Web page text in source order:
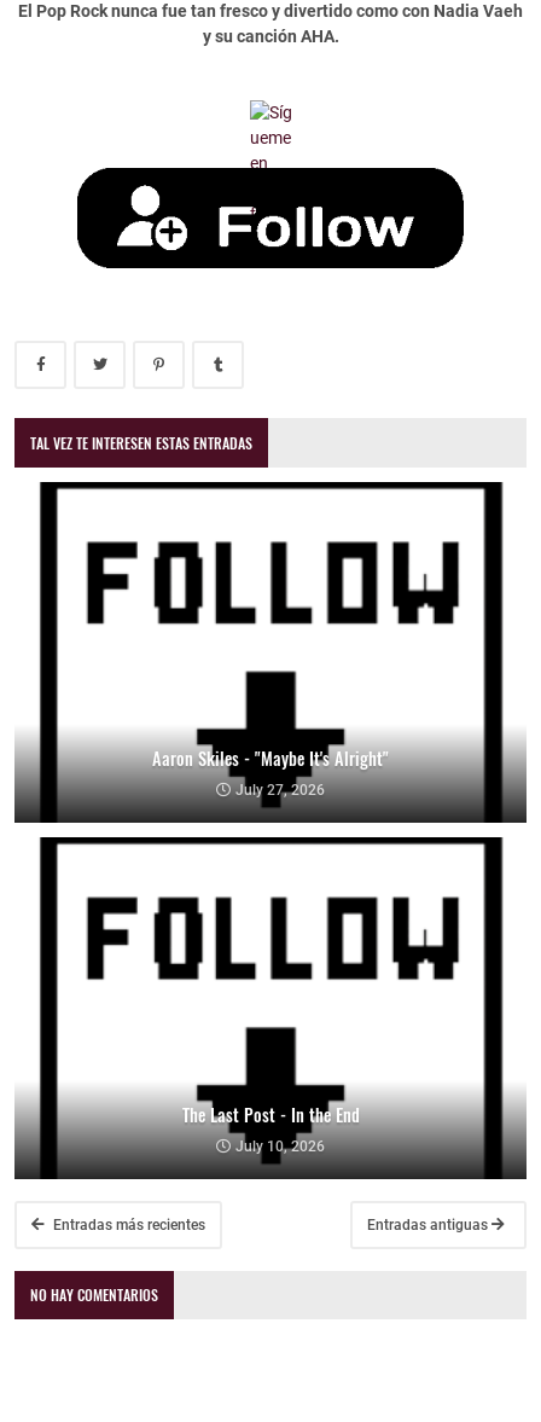
El Pop Rock nunca fue tan fresco y divertido como con Nadia Vaeh
y su canción AHA.
TAL VEZ TE INTERESEN ESTAS ENTRADAS
Aaron Skiles - "Maybe It's Alright"
July 27, 2026
The Last Post - In the End
July 10, 2026
Entradas más recientes Entradas antiguas
NO HAY COMENTARIOS